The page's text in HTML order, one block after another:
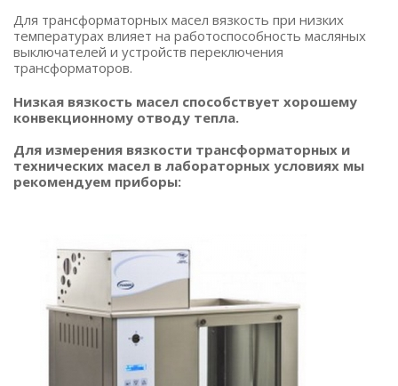
Для трансформаторных масел вязкость при низких
температурах влияет на работоспособность масляных
выключателей и устройств переключения
трансформаторов.
Низкая вязкость масел способствует хорошему
конвекционному отводу тепла.
Для измерения вязкости трансформаторных и
технических масел в лабораторных условиях мы
рекомендуем приборы: